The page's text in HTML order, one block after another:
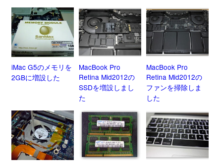
iMac G5のメモリを
2GBに増設した
MacBook Pro
Retina Mid2012の
SSDを増設しまし
た
MacBook Pro
Retina Mid2012の
ファンを掃除しま
した